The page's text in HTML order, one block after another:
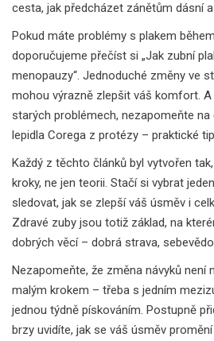
cesta, jak předcházet zánětům dásní
Pokud máte problémy s plakem
doporučujeme přečíst si „Jak zubní
menopauzy“. Jednoduché změny ve
mohou výrazně zlepšit váš komfort. A
starých problémech, nezapomeňte
lepidla Corega z protézy – praktické
Každý z těchto článků byl vytvořen
kroky, ne jen teorii. Stačí si vybrat
sledovat, jak se zlepší váš úsměv i
Zdravé zuby jsou totiž základ, na
dobrých věcí – dobrá strava,
Nezapomeňte, že změna návyků není
malým krokem – třeba s jedním
jednou týdně pískováním. Postupně
brzy uvidíte, jak se váš úsměv